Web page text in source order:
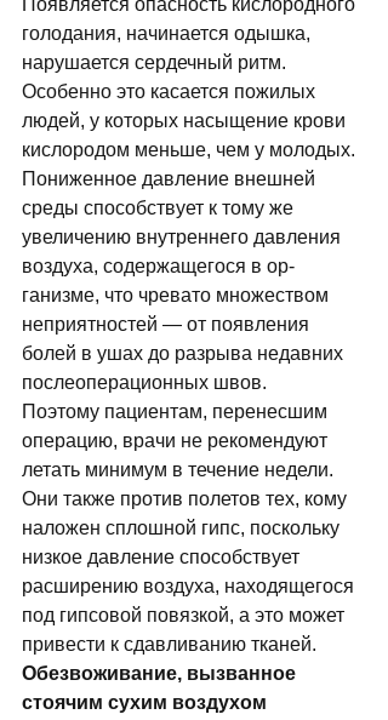
Появляется опас­ность кислородного
голодания, начинается одышка,
нарушается сердечный ритм.
Особенно это касается пожилых
людей, у которых насыще­ние крови
кислородом меньше, чем у молодых.
Пониженное давление внешней
среды способствует к тому же
увеличению внутреннего давления
воздуха, содержащегося в ор­
ганизме, что чревато множеством
неприятно­стей — от появления
болей в ушах до разрыва недавних
послеоперационных швов.
Поэтому пациентам, перенесшим
операцию, врачи не рекомендуют
летать минимум в течение неде­ли.
Они также против полетов тех, кому
нало­жен сплошной гипс, поскольку
низкое давле­ние способствует
расширению воздуха, нахо­дящегося
под гипсовой повязкой, а это может
привести к сдавливанию тканей.
Обезвоживание, вызванное
стоячим сухим воздухом